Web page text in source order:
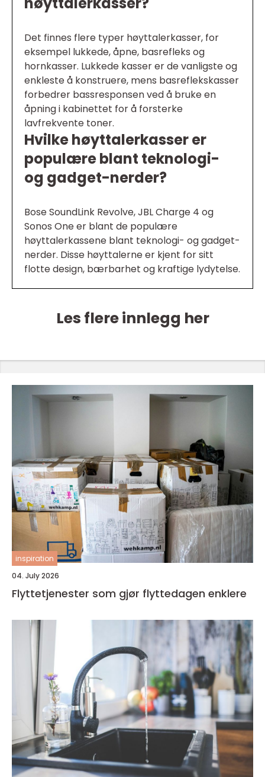
Det finnes flere typer høyttalerkasser, for
eksempel lukkede, åpne, basrefleks og
hornkasser. Lukkede kasser er de vanligste og
enkleste å konstruere, mens basreflekskasser
forbedrer bassresponsen ved å bruke en
åpning i kabinettet for å forsterke
lavfrekvente toner.
Hvilke høyttalerkasser er
populære blant teknologi-
og gadget-nerder?
Bose SoundLink Revolve, JBL Charge 4 og
Sonos One er blant de populære
høyttalerkassene blant teknologi- og gadget-
nerder. Disse høyttalerne er kjent for sitt
flotte design, bærbarhet og kraftige lydytelse.
Les flere innlegg her
inspiration
04. July 2026
Flyttetjenester som gjør flyttedagen enklere